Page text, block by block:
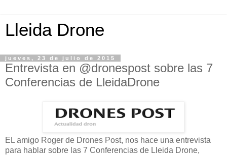
Lleida Drone
jueves, 23 de julio de 2015
Entrevista en @dronespost sobre las 7
Conferencias de LleidaDrone
EL amigo Roger de Drones Post, nos hace una entrevista
para hablar sobre las 7 Conferencias de Lleida Drone,